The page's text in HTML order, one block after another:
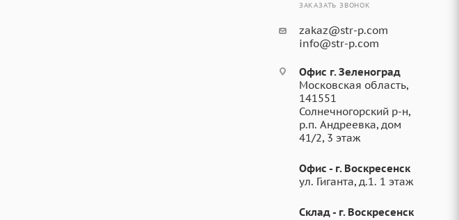
ЗАКАЗАТЬ ЗВОНОК
zakaz@str-p.com
info@str-p.com
Офис г. Зеленоград
Московская область,
141551
Солнечногорский р-н,
р.п. Андреевка, дом
41/2, 3 этаж
Офис - г. Воскресенск
ул. Гиганта, д.1. 1 этаж
Склад - г. Воскресенск